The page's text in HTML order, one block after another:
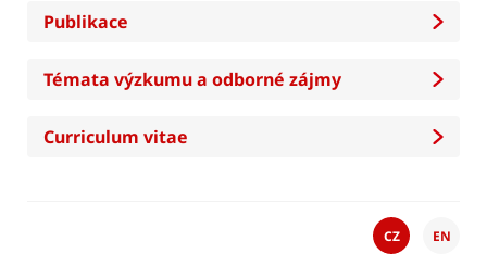
Publikace
Témata výzkumu a odborné zájmy
Curriculum vitae
CZ EN